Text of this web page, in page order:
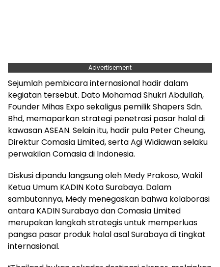
Advertisement
Sejumlah pembicara internasional hadir dalam
kegiatan tersebut. Dato Mohamad Shukri Abdullah,
Founder Mihas Expo sekaligus pemilik Shapers Sdn.
Bhd, memaparkan strategi penetrasi pasar halal di
kawasan ASEAN. Selain itu, hadir pula Peter Cheung,
Direktur Comasia Limited, serta Agi Widiawan selaku
perwakilan Comasia di Indonesia.
Diskusi dipandu langsung oleh Medy Prakoso, Wakil
Ketua Umum KADIN Kota Surabaya. Dalam
sambutannya, Medy menegaskan bahwa kolaborasi
antara KADIN Surabaya dan Comasia Limited
merupakan langkah strategis untuk memperluas
pangsa pasar produk halal asal Surabaya di tingkat
internasional.